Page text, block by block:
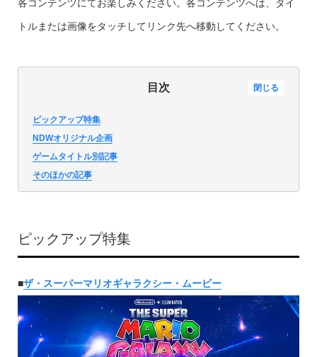
各コンテンツにてお楽しみください。各コンテンツへは、タイ
トルまたは画像をタッチしてリンク先へ移動してください。
目次 閉じる
ピックアップ特集
NDWオリジナル企画
ゲームタイトル別記事
そのほかの記事
ピックアップ特集
■ザ・スーパーマリオギャラクシー・ムービー